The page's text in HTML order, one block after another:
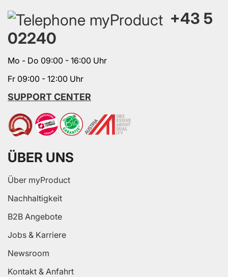
+43 5
02240
Mo - Do 09:00 - 16:00 Uhr
Fr 09:00 - 12:00 Uhr
SUPPORT CENTER
ÜBER UNS
Über myProduct
Nachhaltigkeit
B2B Angebote
Jobs & Karriere
Newsroom
Kontakt & Anfahrt